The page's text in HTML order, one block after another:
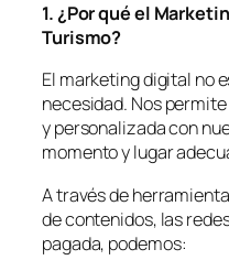
1. ¿Por qué el
Turismo?
El marketing digital no
necesidad. Nos
y personalizada con
momento y lugar
A través de
de contenidos, las
pagada, podemos: